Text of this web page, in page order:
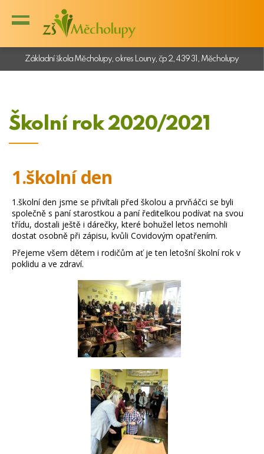
Základní škola Měcholupy, okres Louny, čp 2, 439 31, Měcholupy
Školní rok 2020/2021
1.školní den
1.školní den jsme se přivítali před školou a prvňáčci se byli
společně s paní starostkou a paní ředitelkou podívat na svou
třídu, dostali ještě i dárečky, které bohužel letos nemohli
dostat osobně při zápisu, kvůli Covidovým opatřením.
Přejeme všem dětem i rodičům ať je ten letošní školní rok v
poklidu a ve zdraví.